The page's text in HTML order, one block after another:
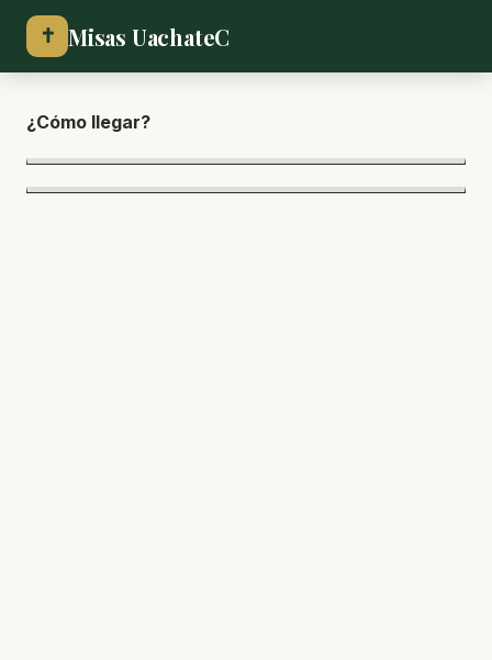
✝ Misas UachateC
¿Cómo llegar?